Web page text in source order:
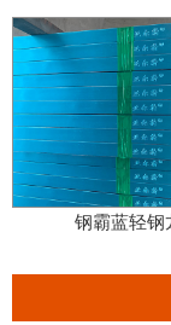
钢霸蓝轻钢